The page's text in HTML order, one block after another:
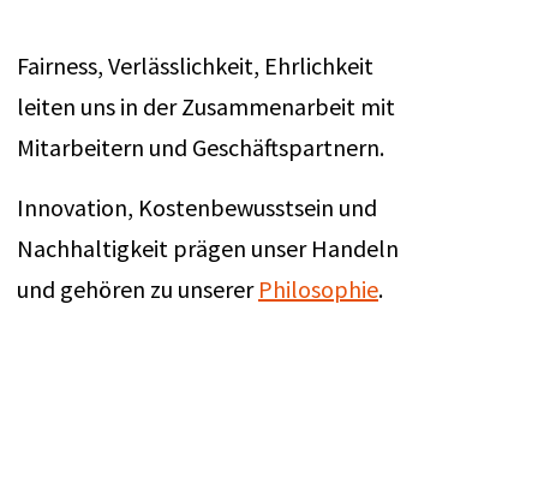
Fairness, Verlässlichkeit, Ehrlichkeit
leiten uns in der Zusammenarbeit mit
Mitarbeitern und Geschäftspartnern.
Innovation, Kostenbewusstsein und
Nachhaltigkeit prägen unser Handeln
und gehören zu unserer Philosophie.